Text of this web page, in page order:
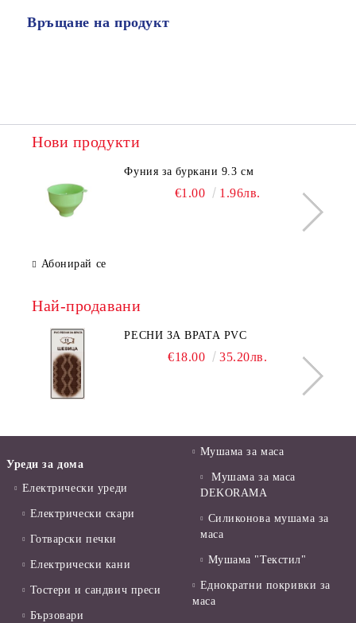
Връщане на продукт
Нови продукти
Фуния за буркани 9.3 см
€1.00 1.96лв.
Абонирай се
Най-продавани
РЕСНИ ЗА ВРАТА PVC
€18.00 35.20лв.
Уреди за дома
Електрически уреди
Електрически скари
Готварски печки
Електрически кани
Тостери и сандвич преси
Бързовари
Мушама за маса
Мушама за маса
DEKORAMA
Силиконова мушама за
маса
Мушама "Текстил"
Еднократни покривки за
маса